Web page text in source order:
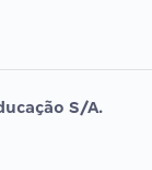
S/A.